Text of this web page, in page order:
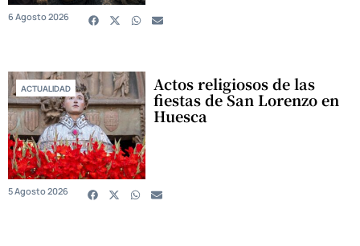
6 Agosto 2026
ACTUALIDAD Actos religiosos de las
fiestas de San Lorenzo en
Huesca
5 Agosto 2026